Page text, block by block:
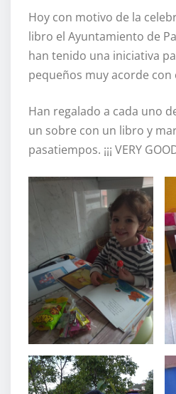
Hoy con motivo de la
libro el Ayuntamiento de
han tenido una iniciativa
pequeños muy acorde con
Han regalado a cada uno
un sobre con un libro y
pasatiempos. ¡¡¡ VERY